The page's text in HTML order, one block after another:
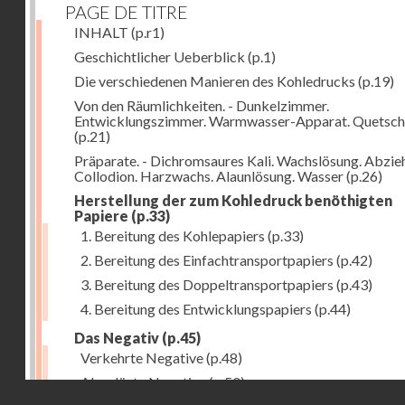
PAGE DE TITRE
INHALT (p.r1)
Geschichtlicher Ueberblick (p.1)
Die verschiedenen Manieren des Kohledrucks (p.19)
Von den Räumlichkeiten. - Dunkelzimmer.
Entwicklungszimmer. Warmwasser-Apparat.
(p.21)
Präparate. - Dichromsaures Kali. Wachslösung.
Collodion. Harzwachs. Alaunlösung. Wasser(p.26)
Herstellung der zum Kohledruck benöthigten
Papiere (p.33)
1. Bereitung des Kohlepapiers (p.33)
2. Bereitung des Einfachtransportpapiers (p.42)
3. Bereitung des Doppeltransportpapiers (p.43)
4. Bereitung des Entwicklungspapiers (p.44)
Das Negativ (p.45)
Verkehrte Negative(p.48)
Abgelöste Negative(p.50)